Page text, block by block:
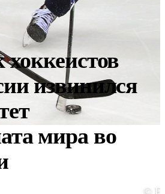
хоккеистов
извинился
мира во
©